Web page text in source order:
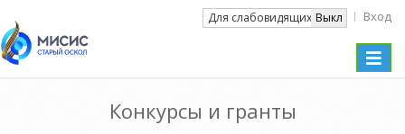
Для слабовидящих Выкл Вход
Toggle
Конкурсы и гранты